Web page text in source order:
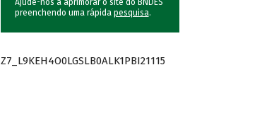
Ajude-nos a aprimorar o site do BNDES
preenchendo uma rápida pesquisa.
Z7_L9KEH4O0LGSLB0ALK1PBI21115